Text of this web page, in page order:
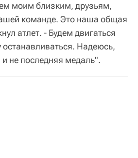
моим близким, друзьям,
команде. Это наша общая
атлет. - Будем двигаться
останавливаться. Надеюсь,
и не последняя медаль".